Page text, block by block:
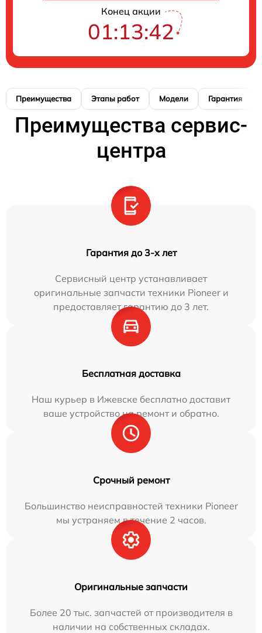
Конец акции
01:13:41
Преимущества Этапы работ Модели Гарантия
Преимущества сервис-
центра
Гарантия до 3-х лет
Сервисный центр устанавливает
оригинальные запчасти техники Pioneer и
предоставляет гарантию до 3 лет.
Бесплатная доставка
Наш курьер в Ижевске бесплатно доставит
ваше устройство на ремонт и обратно.
Срочный ремонт
Большинство неисправностей техники Pioneer
мы устраняем в течение 2 часов.
Оригинальные запчасти
Более 20 тыс. запчастей от производителя в
наличии на собственных складах.